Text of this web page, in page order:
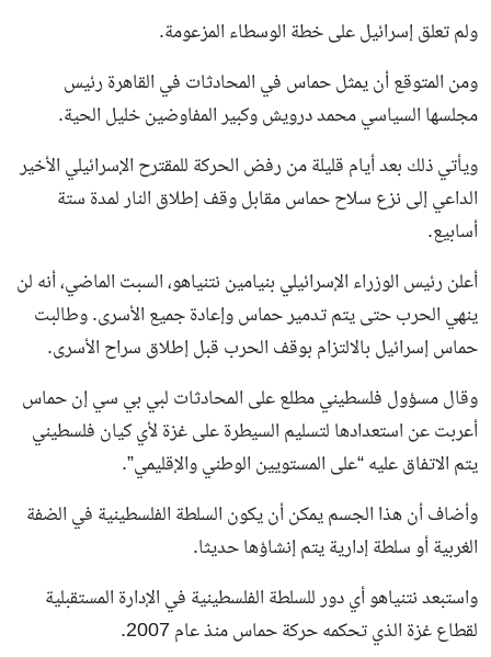
ولم تعلق إسرائيل على خطة الوسطاء المزعومة.
ومن المتوقع أن يمثل حماس في المحادثات في القاهرة رئيس
مجلسها السياسي محمد درويش وكبير المفاوضين خليل الحية.
ويأتي ذلك بعد أيام قليلة من رفض الحركة للمقترح الإسرائيلي الأخير
الداعي إلى نزع سلاح حماس مقابل وقف إطلاق النار لمدة ستة
أسابيع.
أعلن رئيس الوزراء الإسرائيلي بنيامين نتنياهو، السبت الماضي، أنه لن
ينهي الحرب حتى يتم تدمير حماس وإعادة جميع الأسرى. وطالبت
حماس إسرائيل بالالتزام بوقف الحرب قبل إطلاق سراح الأسرى.
وقال مسؤول فلسطيني مطلع على المحادثات لبي بي سي إن حماس
أعربت عن استعدادها لتسليم السيطرة على غزة لأي كيان فلسطيني
يتم الاتفاق عليه “على المستويين الوطني والإقليمي”.
وأضاف أن هذا الجسم يمكن أن يكون السلطة الفلسطينية في الضفة
الغربية أو سلطة إدارية يتم إنشاؤها حديثا.
واستبعد نتنياهو أي دور للسلطة الفلسطينية في الإدارة المستقبلية
لقطاع غزة الذي تحكمه حركة حماس منذ عام 2007.